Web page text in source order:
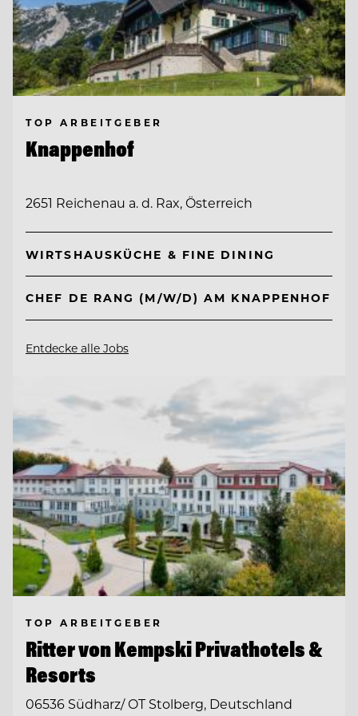
TOP ARBEITGEBER
Knappenhof
2651 Reichenau a. d. Rax, Österreich
WIRTSHAUSKÜCHE & FINE DINING
CHEF DE RANG (M/W/D) AM KNAPPENHOF
Entdecke alle Jobs
TOP ARBEITGEBER
Ritter von Kempski Privathotels &
Resorts
06536 Südharz/ OT Stolberg, Deutschland